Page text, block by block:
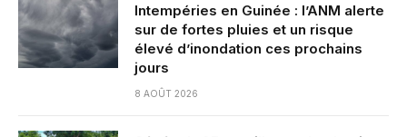
Intempéries en Guinée : l’ANM alerte
sur de fortes pluies et un risque
élevé d’inondation ces prochains
jours
8 AOÛT 2026